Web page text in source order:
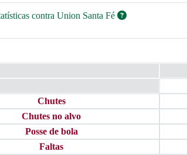
contra Union Santa Fé
Chutes
Chutes no alvo
Posse de bola
Faltas